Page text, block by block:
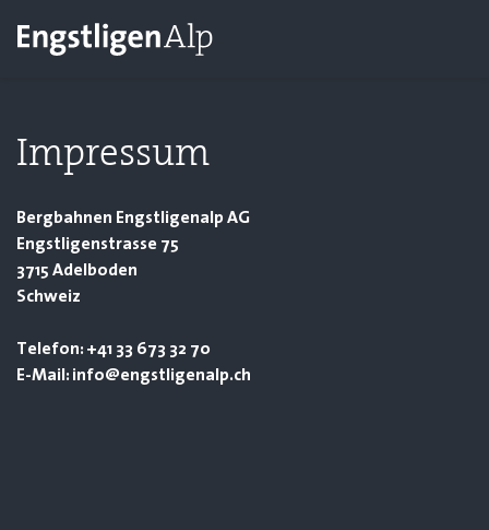
Impressum
Bergbahnen Engstligenalp AG
Engstligenstrasse 75
3715 Adelboden
Schweiz
Telefon: +41 33 673 32 70
E-Mail: info@engstligenalp.ch